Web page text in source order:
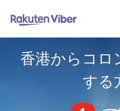
香港からコロ
する